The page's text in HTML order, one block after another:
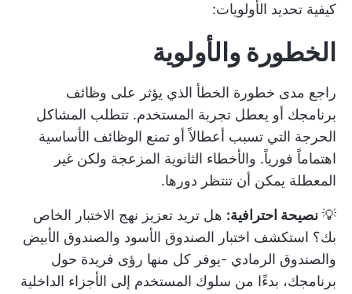
كيفية تحديد الأولويات:
الخطورة والأولوية
راجع مدى خطورة الخطأ الذي يؤثر على وظائف
برنامجك أو يعطل تجربة المستخدم. تتطلب المشاكل
الحرجة التي تسبب أعطالاً أو تمنع الوظائف الأساسية
اهتماماً فورياً. والأخطاء الثانوية المزعجة ولكن غير
المعطلة يمكن أن تنتظر دورها.
💡 نصيحة احترافية: هل تريد تعزيز نهج الاختبار الخاص
بك؟ استكشف اختبار الصندوق الأسود والصندوق الأبيض
والصندوق الرمادي -يوفر كل منها رؤى فريدة حول
برنامجك، بدءًا من سلوك المستخدم إلى الأجزاء الداخلية